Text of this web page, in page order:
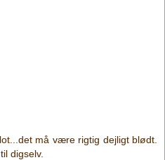
må være rigtig dejligt blødt.
digselv.